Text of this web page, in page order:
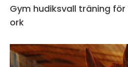
Gym hudiksvall träning för vardag, hälsa och
ork